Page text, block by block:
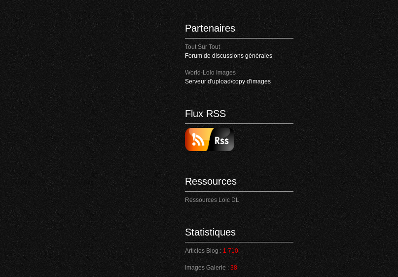
Partenaires
Tout Sur Tout
Forum de discussions générales
World-Lolo Images
Serveur d'upload/copy d'images
Flux RSS
Ressources
Ressources Loic DL
Statistiques
Articles Blog : 1 710
Images Galerie : 38